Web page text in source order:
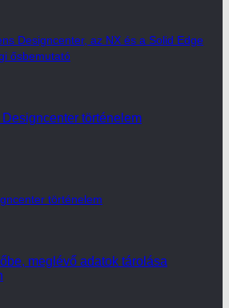
Designcenter, az NX és a Solid Edge
ősbemutató
történelem